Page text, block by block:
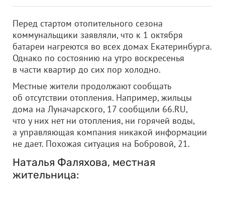
Перед стартом отопительного сезона
коммунальщики заявляли, что к 1 октября
батареи нагреются во всех домах Екатеринбурга.
Однако по состоянию на утро воскресенья
в части квартир до сих пор холодно.
Местные жители продолжают сообщать
об отсутствии отопления. Например, жильцы
дома на Луначарского, 17 сообщили 66.RU,
что у них нет ни отопления, ни горячей воды,
а управляющая компания никакой информации
не дает. Похожая ситуация на Бобровой, 21.
Наталья Фаляхова, местная
жительница: